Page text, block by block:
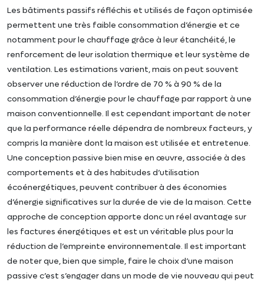
Les bâtiments passifs réfléchis et utilisés de façon optimisée
permettent une très faible consommation d’énergie et ce
notamment pour le chauffage grâce à leur étanchéité, le
renforcement de leur isolation thermique et leur système de
ventilation. Les estimations varient, mais on peut souvent
observer une réduction de l’ordre de 70 % à 90 % de la
consommation d’énergie pour le chauffage par rapport à une
maison conventionnelle. Il est cependant important de noter
que la performance réelle dépendra de nombreux facteurs, y
compris la manière dont la maison est utilisée et entretenue.
Une conception passive bien mise en œuvre, associée à des
comportements et à des habitudes d’utilisation
écoénergétiques, peuvent contribuer à des économies
d’énergie significatives sur la durée de vie de la maison. Cette
approche de conception apporte donc un réel avantage sur
les factures énergétiques et est un véritable plus pour la
réduction de l’empreinte environnementale. Il est important
de noter que, bien que simple, faire le choix d’une maison
passive c’est s’engager dans un mode de vie nouveau qui peut